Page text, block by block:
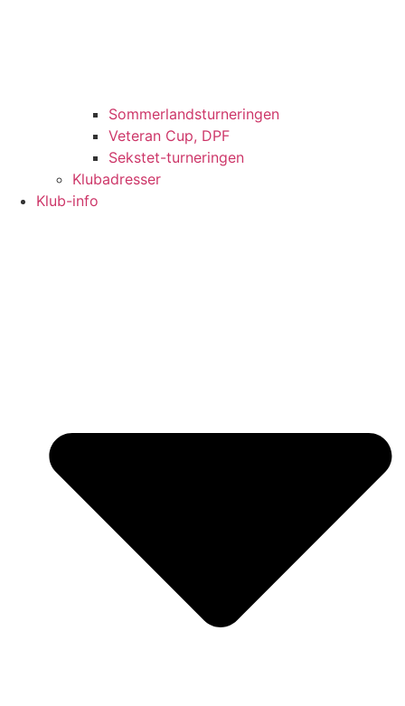
Sommerlandsturneringen
Veteran Cup, DPF
Sekstet-turneringen
Klubadresser
Klub-info